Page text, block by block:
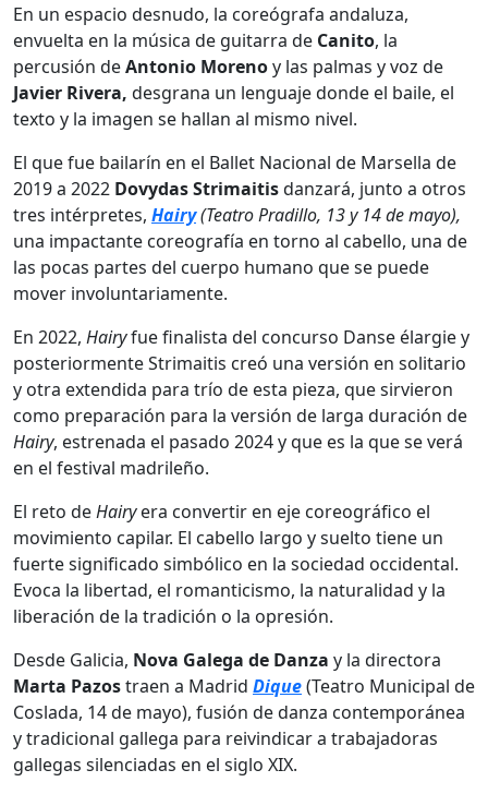
En un espacio desnudo, la coreógrafa andaluza,
envuelta en la música de guitarra de Canito, la
percusión deAntonio Morenoy las palmas y voz de
Javier Rivera, desgrana un lenguaje donde el baile, el
texto y la imagen se hallan al mismo nivel.
El que fue bailarín en el Ballet Nacional de Marsella de
2019 a 2022 Dovydas Strimaitisdanzará, junto a otros
tres intérpretes, Hairy(Teatro Pradillo, 13 y 14 de mayo),
una impactante coreografía en torno al cabello, una de
las pocas partes del cuerpo humano que se puede
mover involuntariamente.
En 2022, Hairyfue finalista del concurso Danse élargie y
posteriormente Strimaitis creó una versión en solitario
y otra extendida para trío de esta pieza, que sirvieron
como preparación para la versión de larga duración de
Hairy, estrenada el pasado 2024 y que es la que se verá
en el festival madrileño.
El reto deHairyera convertir en eje coreográfico el
movimiento capilar. El cabello largo y suelto tiene un
fuerte significado simbólico en la sociedad occidental.
Evoca la libertad, el romanticismo, la naturalidad y la
liberación de la tradición o la opresión.
Desde Galicia, Nova Galega de Danza y la directora
Marta Pazostraen a Madrid Dique(Teatro Municipal de
Coslada, 14 de mayo), fusión de danza contemporánea
y tradicional gallega para reivindicar a trabajadoras
gallegas silenciadas en el siglo XIX.